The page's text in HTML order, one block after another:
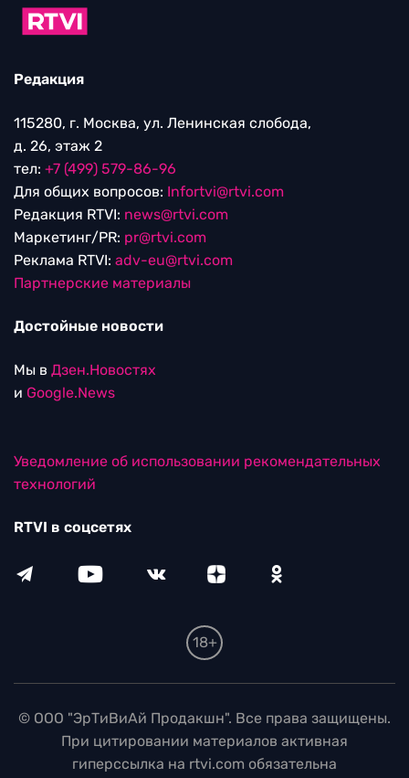
Редакция
115280, г. Москва, ул. Ленинская слобода,
д. 26, этаж 2
тел: +7 (499) 579-86-96
Для общих вопросов: Infortvi@rtvi.com
Редакция RTVI: news@rtvi.com
Маркетинг/PR: pr@rtvi.com
Реклама RTVI: adv-eu@rtvi.com
Партнерские материалы
Достойные новости
Мы в Дзен.Новостях
и Google.News
Уведомление об использовании рекомендательных
технологий
RTVI в соцсетях
18+
© ООО "ЭрТиВиАй Продакшн". Все права защищены.
При цитировании материалов активная
гиперссылка на rtvi.com обязательна